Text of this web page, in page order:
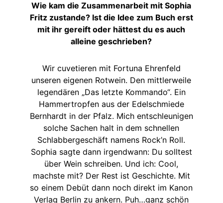
Wie kam die Zusammenarbeit mit Sophia
Fritz zustande? Ist die Idee zum Buch erst
mit ihr gereift oder hättest du es auch
alleine geschrieben?
Wir cuvetieren mit Fortuna Ehrenfeld
unseren eigenen Rotwein. Den mittlerweile
legendären „Das letzte Kommando“. Ein
Hammertropfen aus der Edelschmiede
Bernhardt in der Pfalz. Mich entschleunigen
solche Sachen halt in dem schnellen
Schlabbergeschäft namens Rock’n Roll.
Sophia sagte dann irgendwann: Du solltest
über Wein schreiben. Und ich: Cool,
machste mit? Der Rest ist Geschichte. Mit
so einem Debüt dann noch direkt im Kanon
Verlag Berlin zu ankern. Puh…ganz schön